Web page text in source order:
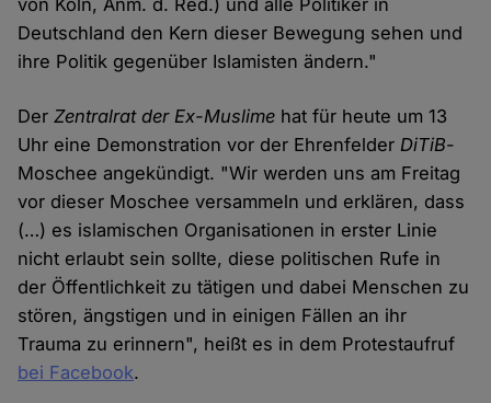
von Köln, Anm. d. Red.) und alle Politiker in
Deutschland den Kern dieser Bewegung sehen und
ihre Politik gegenüber Islamisten ändern."
DerZentralrat der Ex-Muslime hat für heute um 13
Uhr eine Demonstration vor der EhrenfelderDiTiB-
Moschee angekündigt. "Wir werden uns am Freitag
vor dieser Moschee versammeln und erklären, dass
(…) es islamischen Organisationen in erster Linie
nicht erlaubt sein sollte, diese politischen Rufe in
der Öffentlichkeit zu tätigen und dabei Menschen zu
stören, ängstigen und in einigen Fällen an ihr
Trauma zu erinnern", heißt es in dem Protestaufruf
bei Facebook.